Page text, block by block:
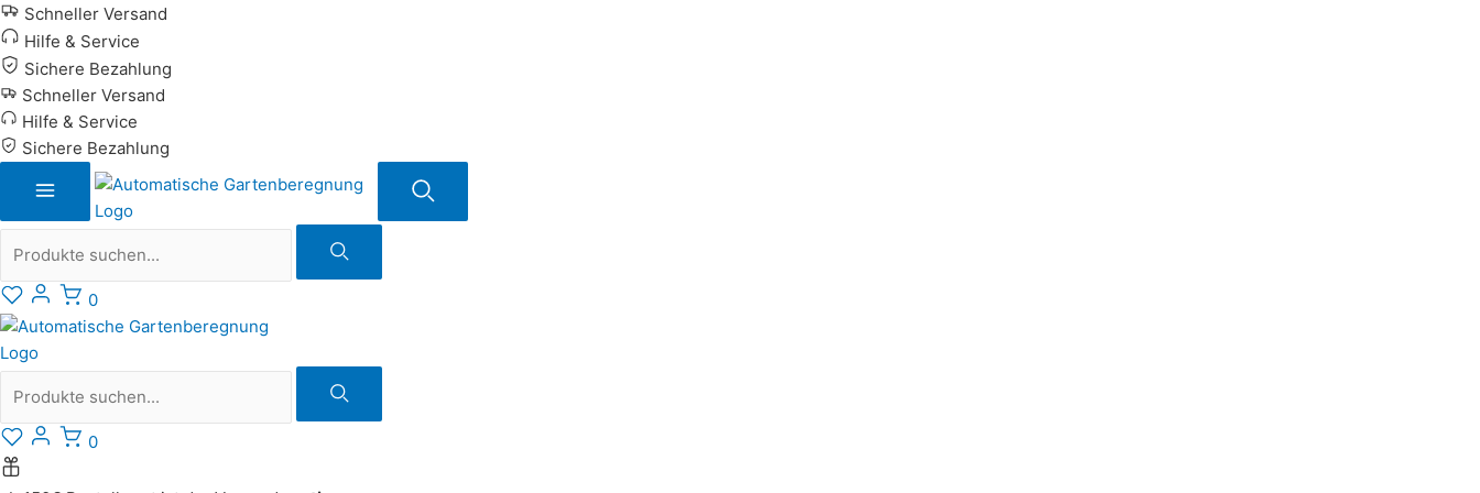
Zum
Inhalt
springen
Schneller Versand
Hilfe & Service
Sichere Bezahlung
Schneller Versand
Hilfe & Service
Sichere Bezahlung
Suche
0
Suche
0